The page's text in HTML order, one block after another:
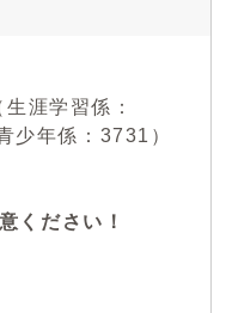
涯学習係：
少年係：3731）
ください！